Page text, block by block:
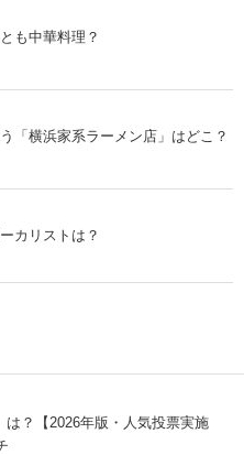
も中華料理？
「横浜家系ラーメン店」はどこ？
カリストは？
？【2026年版・人気投票実施